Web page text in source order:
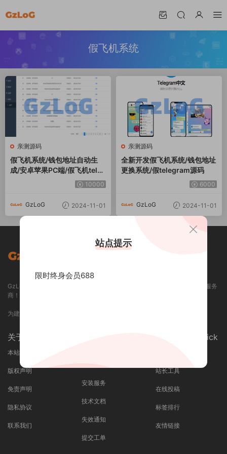
假飞机系统
亲测源码
假飞机系统/钱包地址自动生
成/安卓苹果PC端/假飞机teleg
10000
GzLoG 2024-11-01
亲测源码
全新开发假飞机系统/钱包地址
更换系统/假telegram源码
6000
GzLoG 2024-11-01
GzLoG 资源网 / GZLOG.COM - 专业提供各类精品资源下载和定制开发的服务
商！
为建站开发人员提供优质的一站式服务平台！
关于我们 / About
本站介绍
版权声明
免责声明
隐私协议
联系我们
安装服务
技术文档
失效通知
提交工单
快捷导航 / Quick
站长工具
在线投稿
标签排行
友情链接
站点提示
限时终身会员688